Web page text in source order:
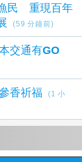
民 重現百年
(59 分鐘前)
交通有GO
香祈福
(1 小